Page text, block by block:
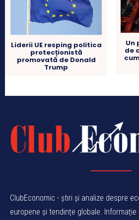
Liderii UE resping politica
protecționistă
promovată de Donald
Trump
Un
de
ClubEconomic - știri și analize despre
europene și tendințe globale.